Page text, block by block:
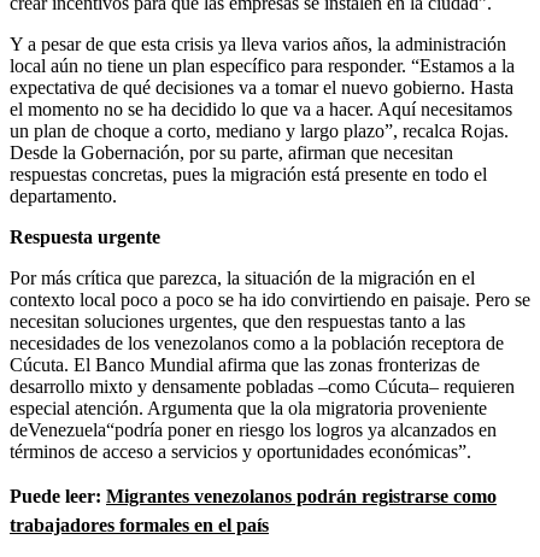
Y a pesar de que esta crisis ya lleva varios años, la administración
local aún no tiene un plan específico para responder. “Estamos a la
expectativa de qué decisiones va a tomar el nuevo gobierno. Hasta
el momento no se ha decidido lo que va a hacer. Aquí necesitamos
un plan de choque a corto, mediano y largo plazo”, recalca Rojas.
Desde la Gobernación, por su parte, afirman que necesitan
respuestas concretas, pues la migración está presente en todo el
departamento.
Respuesta urgente
Por más crítica que parezca, la situación de la migración en el
contexto local poco a poco se ha ido convirtiendo en paisaje. Pero se
necesitan soluciones urgentes, que den respuestas tanto a las
necesidades de los venezolanos como a la población receptora de
Cúcuta. El Banco Mundial afirma que las zonas fronterizas de
desarrollo mixto y densamente pobladas –como Cúcuta– requieren
especial atención. Argumenta que la ola migratoria proveniente
deVenezuela“podría poner en riesgo los logros ya alcanzados en
términos de acceso a servicios y oportunidades económicas”.
Puede leer: Migrantes venezolanos podrán registrarse como
trabajadores formales en el país